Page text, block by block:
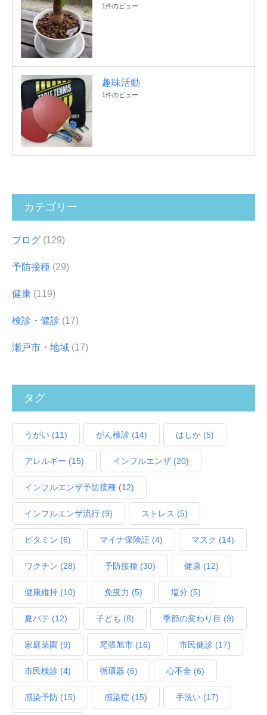
1件のビュー
趣味活動
1件のビュー
カテゴリー
ブログ (129)
予防接種 (29)
健康 (119)
検診・健診 (17)
瀬戸市・地域 (17)
タグ
うがい (11) がん検診 (14) はしか (5)
アレルギー (15) インフルエンザ (20)
インフルエンザ予防接種 (12)
インフルエンザ流行 (9) ストレス (5)
ビタミン (6) マイナ保険証 (4) マスク (14)
ワクチン (28) 予防接種 (30) 健康 (12)
健康維持 (10) 免疫力 (5) 塩分 (5)
夏バテ (12) 子ども (8) 季節の変わり目 (9)
家庭菜園 (9) 尾張旭市 (16) 市民健診 (17)
市民検診 (4) 循環器 (6) 心不全 (6)
感染予防 (15) 感染症 (15) 手洗い (17)